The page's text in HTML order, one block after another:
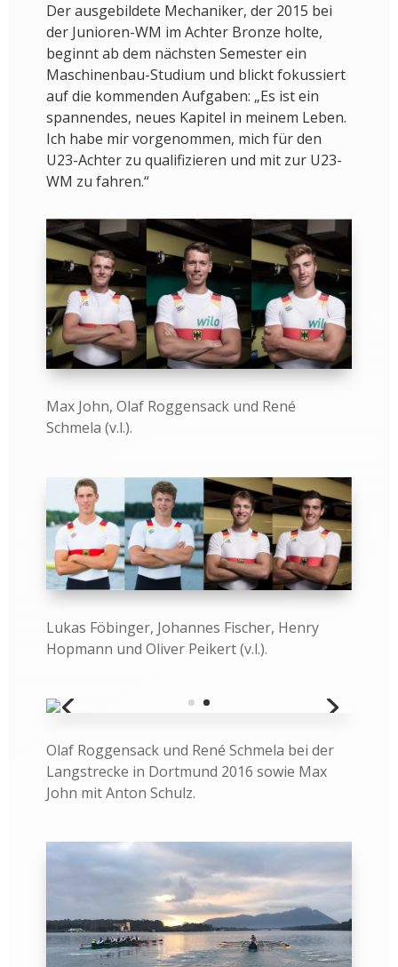
Der ausgebildete Mechaniker, der 2015 bei
der Junioren-WM im Achter Bronze holte,
beginnt ab dem nächsten Semester ein
Maschinenbau-Studium und blickt fokussiert
auf die kommenden Aufgaben: „Es ist ein
spannendes, neues Kapitel in meinem Leben.
Ich habe mir vorgenommen, mich für den
U23-Achter zu qualifizieren und mit zur U23-
WM zu fahren.“
Max John, Olaf Roggensack und René
Schmela (v.l.).
Lukas Föbinger, Johannes Fischer, Henry
Hopmann und Oliver Peikert (v.l.).
Olaf Roggensack und René Schmela bei der
Langstrecke in Dortmund 2016 sowie Max
John mit Anton Schulz.